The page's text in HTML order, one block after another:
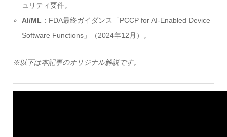
ュリティ要件。
AI/ML ：FDA最終ガイダンス「PCCP for AI-Enabled Device
Software Functions」（2024年12月）。
※以下は本記事のオリジナル解説です。